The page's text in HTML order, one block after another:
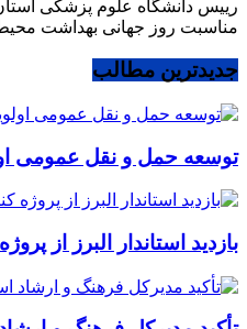
مناسبت روز جهانی بهداشت محیط گفت : ۱۸۵ کارشناس با هدف نظارت و حفظ بهداشت
جدیدترین مطالب
توسعه حمل و نقل عمومی
بازدید استاندار البرز از